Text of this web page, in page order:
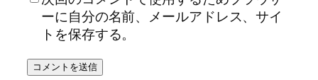
ーに自分の名前、メールアドレス、サイ
トを保存する。